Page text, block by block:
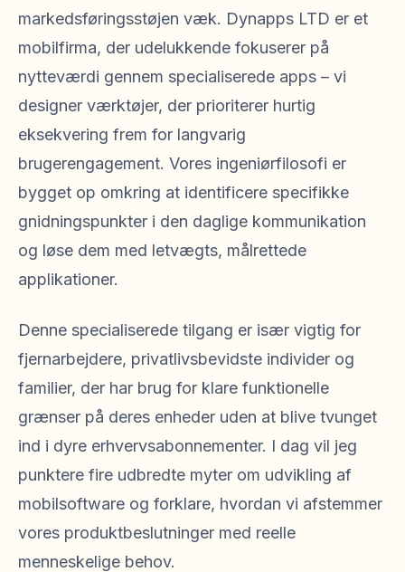
markedsføringsstøjen væk. Dynapps LTD er et
mobilfirma, der udelukkende fokuserer på
nytteværdi gennem specialiserede apps – vi
designer værktøjer, der prioriterer hurtig
eksekvering frem for langvarig
brugerengagement. Vores ingeniørfilosofi er
bygget op omkring at identificere specifikke
gnidningspunkter i den daglige kommunikation
og løse dem med letvægts, målrettede
applikationer.
Denne specialiserede tilgang er især vigtig for
fjernarbejdere, privatlivsbevidste individer og
familier, der har brug for klare funktionelle
grænser på deres enheder uden at blive tvunget
ind i dyre erhvervsabonnementer. I dag vil jeg
punktere fire udbredte myter om udvikling af
mobilsoftware og forklare, hvordan vi afstemmer
vores produktbeslutninger med reelle
menneskelige behov.